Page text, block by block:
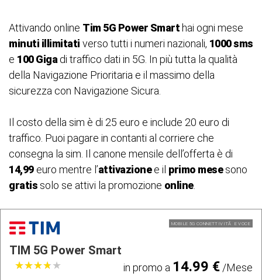
Attivando online Tim 5G Power Smarthai ogni mese
minuti illimitati verso tutti i numeri nazionali, 1000 sms
e 100 Giga di traffico dati in 5G. In più tutta la qualità
della Navigazione Prioritaria e il massimo della
sicurezza con Navigazione Sicura.
Il costo della sim è di 25 euro e include 20 euro di
traffico. Puoi pagare in contanti al corriere che
consegna la sim. Il canone mensile dell’offerta è di
14,99euro mentre l’attivazionee il primo mesesono
gratis solo se attivi la promozione online.
MOBILE 5G CONNETTIVITÃ E VOCE
TIM 5G Power Smart
★★★★★
★★★★★ in promo a 14.99 €/Mese